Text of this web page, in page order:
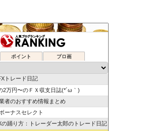
ポイント ブロ画
による必勝システムトレード！
トレード日記
2万円〜のＦＸ収支日誌(*´ω｀)
者のおすすめ情報まとめ
ーナスセレクト
の踊り方：トレーダー太郎のトレード日記